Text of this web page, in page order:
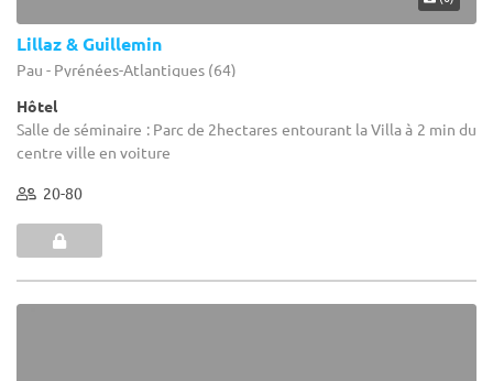
Lillaz & Guillemin
Pau - Pyrénées-Atlantiques (64)
Hôtel
Salle de séminaire : Parc de 2hectares entourant la Villa à 2 min du
centre ville en voiture
20-80